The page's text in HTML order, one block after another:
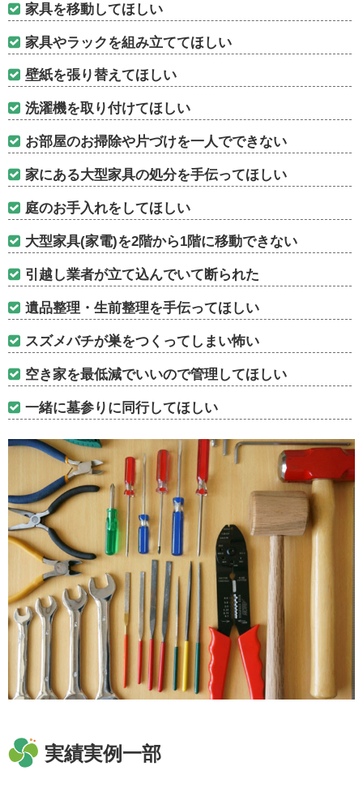
家具を移動してほしい
家具やラックを組み立ててほしい
壁紙を張り替えてほしい
洗濯機を取り付けてほしい
お部屋のお掃除や片づけを一人でできない
家にある大型家具の処分を手伝ってほしい
庭のお手入れをしてほしい
大型家具(家電)を2階から1階に移動できない
引越し業者が立て込んでいて断られた
遺品整理・生前整理を手伝ってほしい
スズメバチが巣をつくってしまい怖い
空き家を最低減でいいので管理してほしい
一緒に墓参りに同行してほしい
実績実例一部